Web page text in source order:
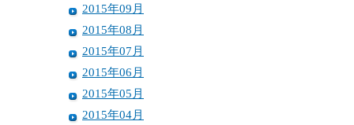
2015年09月
2015年08月
2015年07月
2015年06月
2015年05月
2015年04月